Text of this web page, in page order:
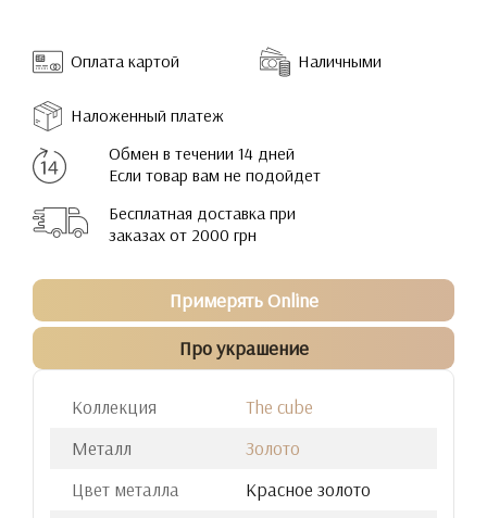
Оплата картой Наличными
Наложенный платеж
Обмен в течении 14 дней
Если товар вам не подойдет
Бесплатная доставка при
заказах от 2000 грн
Примерять Online
Про украшение
Коллекция
The cube
Металл
Золото
Цвет металла
Красное золото